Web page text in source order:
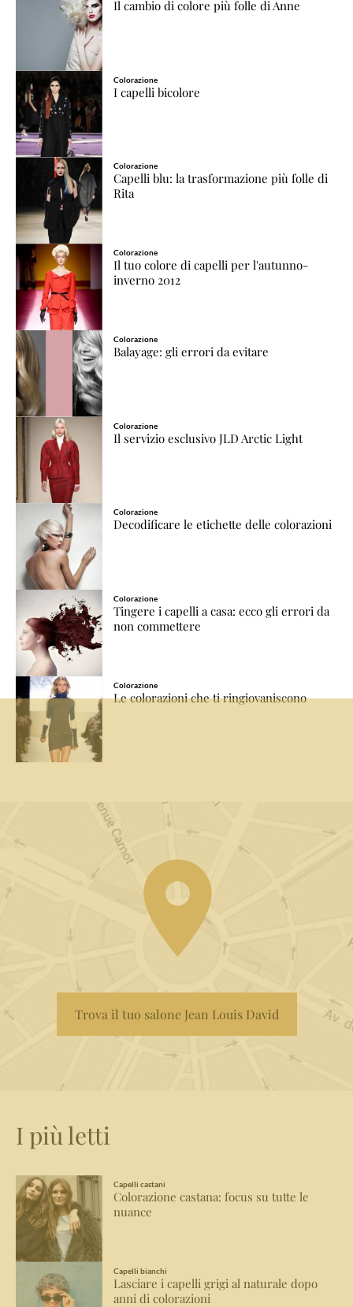
Il cambio di colore più folle di Anne
Colorazione
I capelli bicolore
Colorazione
Capelli blu: la trasformazione più folle di
Rita
Colorazione
Il tuo colore di capelli per l'autunno-
inverno 2012
Colorazione
Balayage: gli errori da evitare
Colorazione
Il servizio esclusivo JLD Arctic Light
Colorazione
Decodificare le etichette delle colorazioni
Colorazione
Tingere i capelli a casa: ecco gli errori da
non commettere
Colorazione
Le colorazioni che ti ringiovaniscono
Trova il tuo salone Jean Louis David
I più letti
Capelli castani
Colorazione castana: focus su tutte le
nuance
Capelli bianchi
Lasciare i capelli grigi al naturale dopo
anni di colorazioni